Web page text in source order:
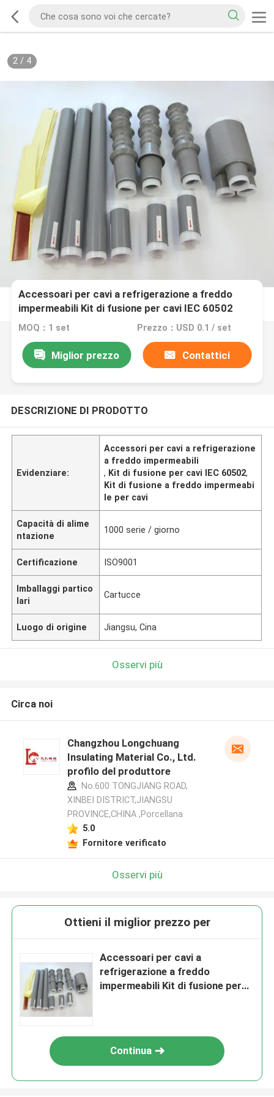
2/ 4
Accessoari per cavi a refrigerazione a freddo
impermeabili Kit di fusione per cavi IEC 60502
MOQ：1 set Prezzo：USD 0.1 / set
Miglior prezzo Contattici
DESCRIZIONE DI PRODOTTO
Evidenziare:
Accessori per cavi a refrigerazione
a freddo impermeabili
, Kit di fusione per cavi IEC 60502,
Kit di fusione a freddo impermeabi
le per cavi
Capacità di alime
ntazione
1000 serie / giorno
Certificazione ISO9001
Imballaggi partico
lari
Cartucce
Luogo di origine Jiangsu, Cina
Osservi più
Circa noi
Changzhou Longchuang
Insulating Material Co., Ltd.
profilo del produttore
No.600 TONGJIANG ROAD,
XINBEI DISTRICT,JIANGSU
PROVINCE,CHINA ,Porcellana
5.0
Fornitore verificato
Osservi più
Ottieni il miglior prezzo per
Accessoari per cavi a
refrigerazione a freddo
impermeabili Kit di fusione per
Continua